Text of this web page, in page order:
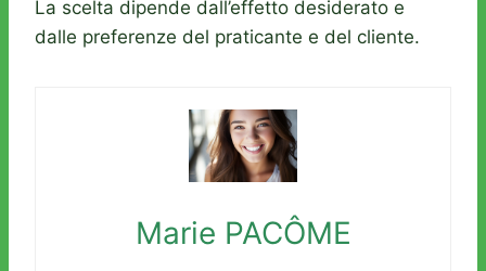
La scelta dipende dall’effetto desiderato e
dalle preferenze del praticante e del cliente.
Marie PACÔME